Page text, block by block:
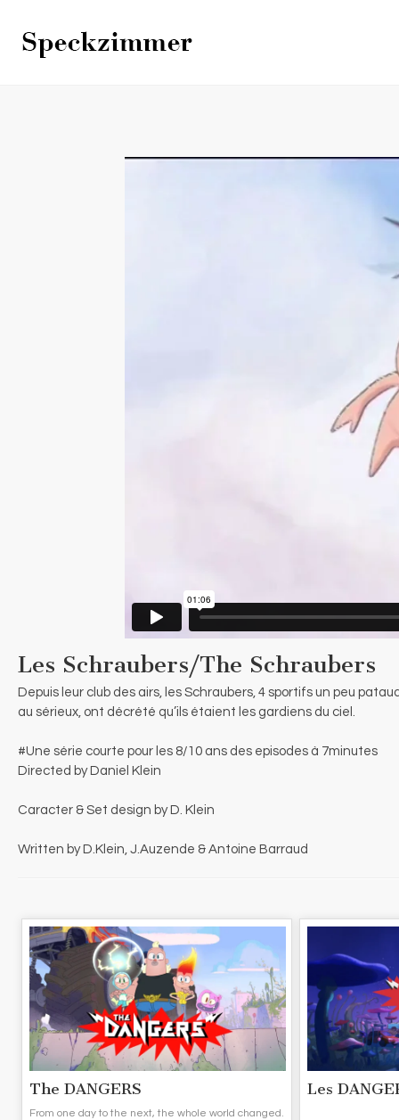
Les Schraubers/The Schraubers
Depuis leur club des airs, les Schraubers, 4 sportifs un peu
au sérieux, ont décrété qu’ils étaient les gardiens du ciel.
#Une série courte pour les 8/10 ans des episodes à 7minutes
Directed by Daniel Klein
Caracter & Set design by D. Klein
Written by D.Klein, J.Auzende & Antoine Barraud
The DANGERS
From one day to the next, the whole world changed.
Les